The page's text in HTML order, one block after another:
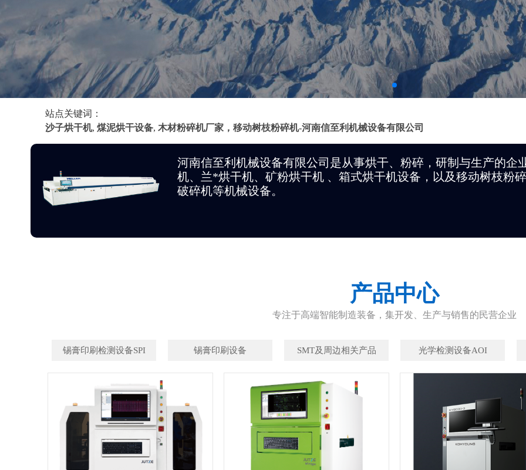
站点关键词：
沙子烘干机, 煤泥烘干设备, 木材粉碎机厂家，移动树枝粉碎机-河南信至利机械设备有限公司
河南信至利机械设备有限公司是从事烘干、粉碎，研制与生产的企
机、兰*烘干机、矿粉烘干机 、箱式烘干机设备，以及移动树枝粉
破碎机等机械设备。
产品中心
专注于高端智能制造装备，集开发、生产与销售的民营企业
锡膏印刷检测设备SPI 锡膏印刷设备 SMT及周边相关产品 光学检测设备AOI